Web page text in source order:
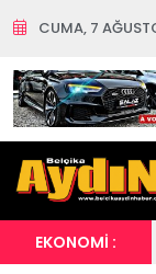
CUMA, 7
EKONOMİ :
Ben-Gvir'den,